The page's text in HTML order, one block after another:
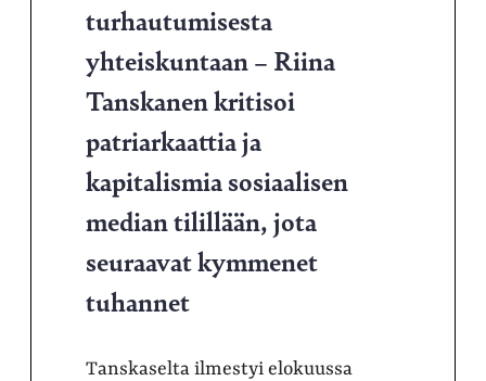
turhautumisesta
yhteiskuntaan – Riina
Tanskanen kritisoi
patriarkaattia ja
kapitalismia sosiaalisen
median tilillään, jota
seuraavat kymmenet
tuhannet
Tanskaselta ilmestyi elokuussa